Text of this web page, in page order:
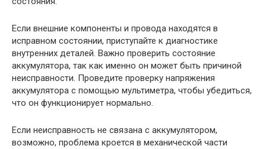
Если внешние компоненты и провода находятся в
исправном состоянии, приступайте к диагностике
внутренних деталей. Важно проверить состояние
аккумулятора, так как именно он может быть причиной
неисправности. Проведите проверку напряжения
аккумулятора с помощью мультиметра, чтобы убедиться,
что он функционирует нормально.
Если неисправность не связана с аккумулятором,
возможно, проблема кроется в механической части